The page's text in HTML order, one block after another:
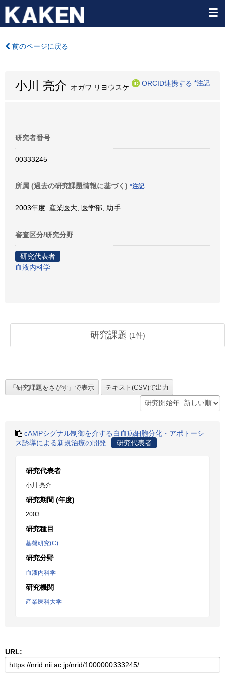
前のページに戻る
小川 亮介 オガワ リヨウスケ
ORCID連携する *注記
研究者番号
00333245
所属 (過去の研究課題情報に基づく) *注記
2003年度: 産業医大, 医学部, 助手
審査区分/研究分野
研究代表者
血液内科学
研究課題 (1件)
cAMPシグナル制御を介する白血病細胞分化・アポトーシ
ス誘導による新規治療の開発
研究代表者
研究代表者
小川 亮介
研究期間 (年度)
2003
研究種目
基盤研究(C)
研究分野
血液内科学
研究機関
産業医科大学
URL: